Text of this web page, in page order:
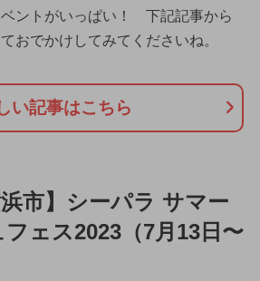
ベントがいっぱい！ 下記記事から
おでかけしてみてくださいね。
い記事はこちら
浜市】シーパラ サマー
ェス2023（7月13日〜